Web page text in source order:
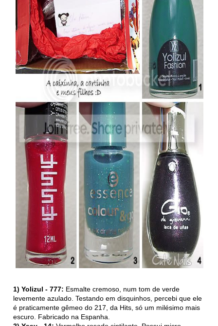
1) Yolizul - 777: Esmalte cremoso, num tom de verde
levemente azulado. Testando em disquinhos, percebi que ele
é praticamente gêmeo do 217, da Hits, só um milésimo mais
escuro. Fabricado na Espanha.